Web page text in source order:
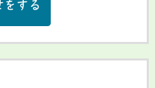
をする